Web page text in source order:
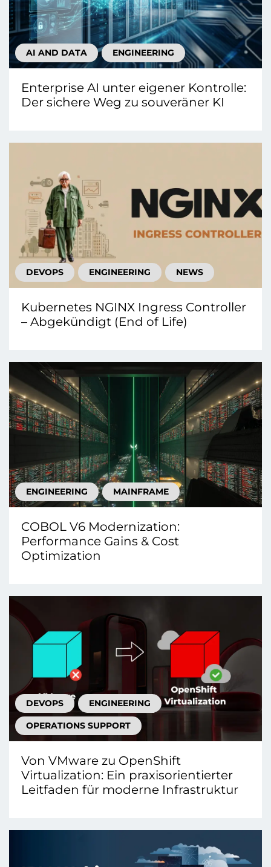
AI AND DATA ENGINEERING
Enterprise AI unter eigener Kontrolle:
Der sichere Weg zu souveräner KI
DEVOPS ENGINEERING NEWS
Kubernetes NGINX Ingress Controller
– Abgekündigt (End of Life)
ENGINEERING MAINFRAME
COBOL V6 Modernization:
Performance Gains & Cost
Optimization
DEVOPS ENGINEERING
OPERATIONS SUPPORT
Von VMware zu OpenShift
Virtualization: Ein praxisorientierter
Leitfaden für moderne Infrastruktur